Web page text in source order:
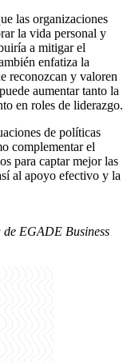
las organizaciones
la vida personal y
a mitigar el
enfatiza la
reconozcan y valoren
aumentar tanto la
en roles de liderazgo.
de políticas
complementar el
para captar mejor las
al apoyo efectivo y la
EGADE Business